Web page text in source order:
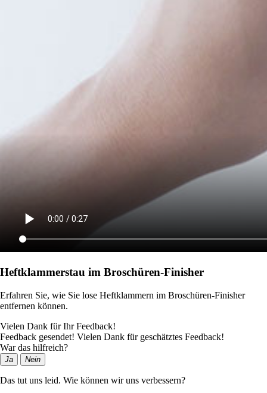
Heftklammerstau im Broschüren-Finisher
Erfahren Sie, wie Sie lose Heftklammern im Broschüren-Finisher
entfernen können.
Vielen Dank für Ihr Feedback!
Feedback gesendet! Vielen Dank für geschätztes Feedback!
War das hilfreich?
Ja Nein
Das tut uns leid. Wie können wir uns verbessern?